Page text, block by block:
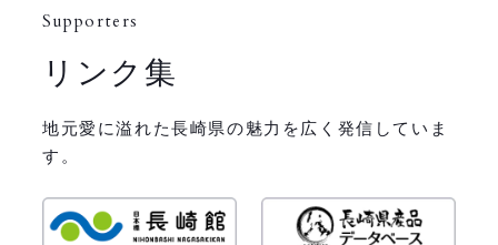
Supporters
リンク集
地元愛に溢れた長崎県の魅力を広く発信していま
す。